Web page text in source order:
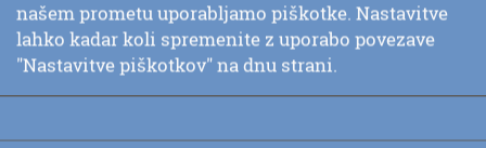
23 Mar 1980
3.5 milj 25:29 (7:09 tempo) March Speed Run, Brooklyn, NY
našem prometu uporabljamo piškotke. Nastavitve
lahko kadar koli spremenite z uporabo povezave
"Nastavitve piškotkov" na dnu strani.